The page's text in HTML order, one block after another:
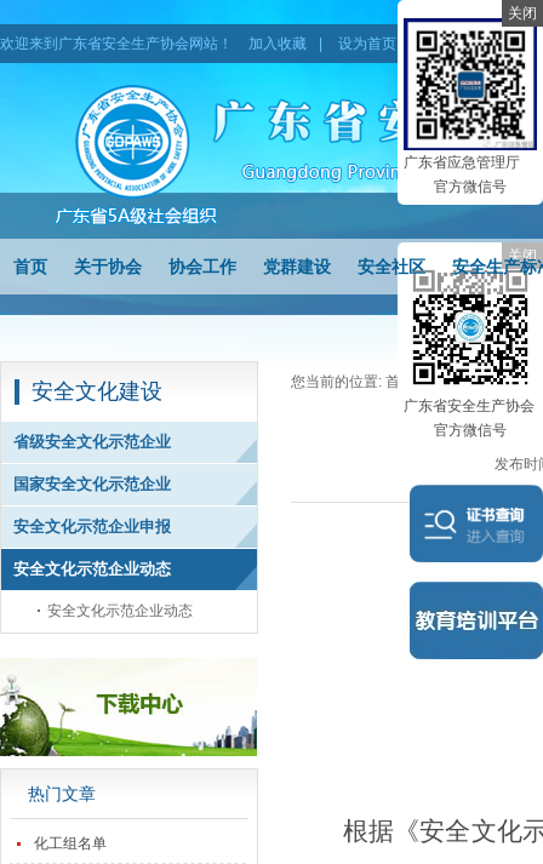
欢迎来到广东省安全生产协会网站！ 加入收藏 设为首页 网站地图
首页 关于协会 协会工作 党群建设 安全社区 安全生产标
安全文化建设
省级安全文化示范企业
国家安全文化示范企业
安全文化示范企业申报
安全文化示范企业动态
安全文化示范企业动态
热门文章
化工组名单
您当前的位置: 首页>安全文化建设>
关于广东省
发布
关
根据 《安全文化
广东省应急管理厅
官方微信号
关闭
广东省安全生产协会
官方微信号
关闭